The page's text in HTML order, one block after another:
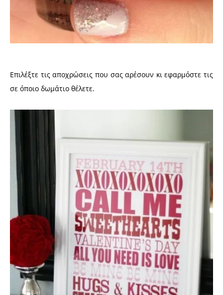
Επιλέξτε τις αποχρώσεις που σας αρέσουν κι εφαρμόστε τις
σε όποιο δωμάτιο θέλετε.